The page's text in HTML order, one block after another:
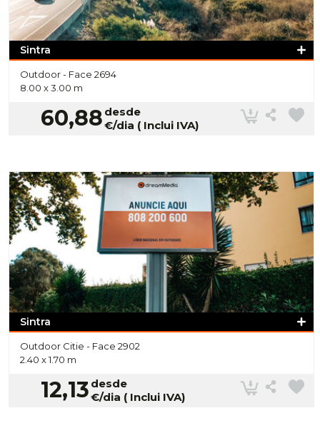
Sintra
Outdoor - Face 2694
8.00 x 3.00 m
60,88 desde
€/dia ( Inclui IVA)
Sintra
Outdoor Citie - Face 2902
2.40 x 1.70 m
12,13 desde
€/dia ( Inclui IVA)